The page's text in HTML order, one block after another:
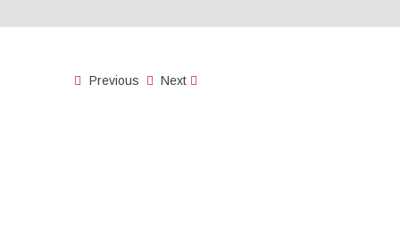
Previous Next